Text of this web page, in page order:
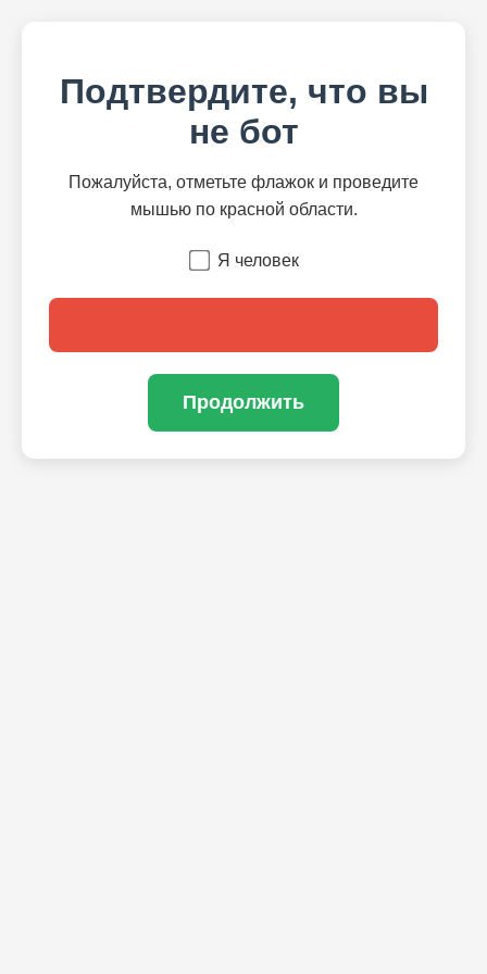
Подтвердите, что вы
не бот
Пожалуйста, отметьте флажок и проведите
мышью по красной области.
Я человек
Продолжить